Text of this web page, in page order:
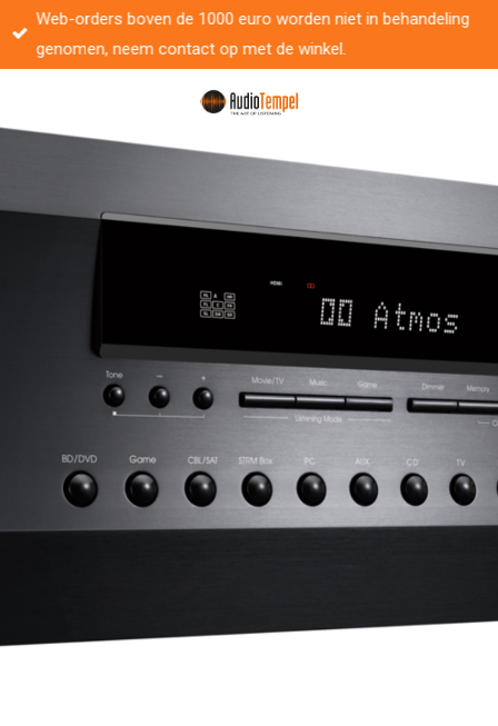
Ga
direct
hoofdinhoud
Web-orders boven de 1000 euro worden niet in behandeling
genomen, neem contact op met de winkel.